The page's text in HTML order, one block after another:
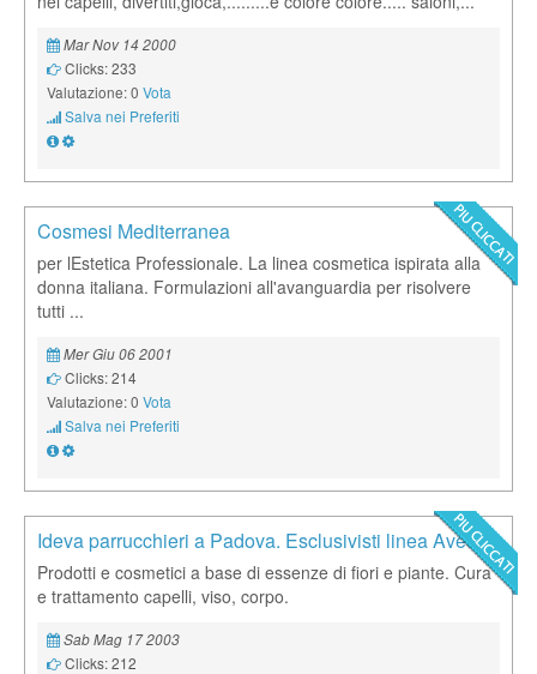
Mar Nov 14 2000
Clicks: 233
Valutazione: 0 Vota
Salva nei Preferiti
Cosmesi Mediterranea
per lEstetica Professionale. La linea cosmetica ispirata alla
donna italiana. Formulazioni all'avanguardia per risolvere
tutti ...
Mer Giu 06 2001
Clicks: 214
Valutazione: 0 Vota
Salva nei Preferiti
Ideva parrucchieri a Padova. Esclusivisti linea Aveda
Prodotti e cosmetici a base di essenze di fiori e piante. Cura
e trattamento capelli, viso, corpo.
Sab Mag 17 2003
Clicks: 212